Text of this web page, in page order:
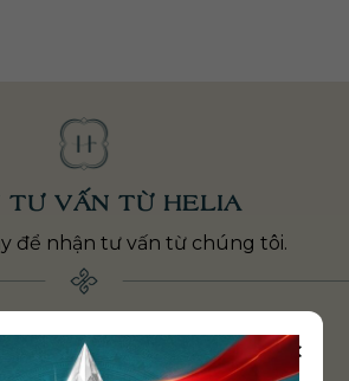
TƯ VẤN TỪ HELIA
để nhận tư vấn từ chúng tôi.
×